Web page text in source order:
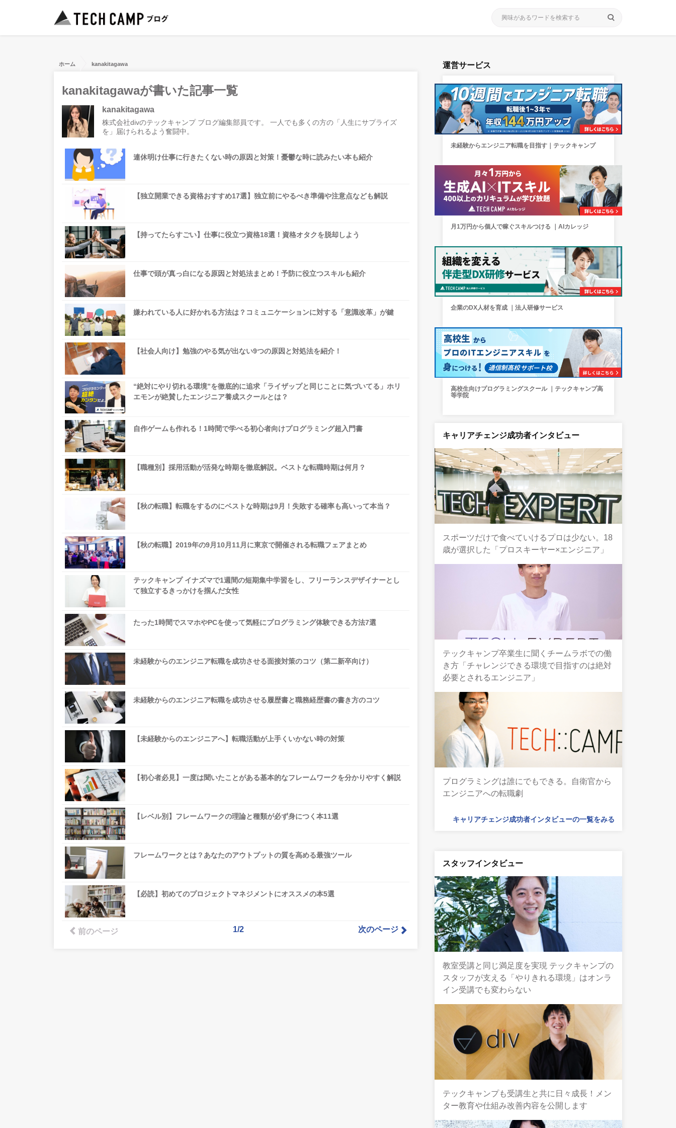
search
ホーム kanakitagawa
kanakitagawaが書いた記事一覧
kanakitagawa
株式会社divのテックキャンプ ブログ編集部員です。 一人でも多くの方の「人生にサプライズ
を」届けられるよう奮闘中。
連休明け仕事に行きたくない時の原因と対策！憂鬱な時に読みたい本も紹介
【独立開業できる資格おすすめ17選】独立前にやるべき準備や注意点なども解説
【持ってたらすごい】仕事に役立つ資格18選！資格オタクを脱却しよう
仕事で頭が真っ白になる原因と対処法まとめ！予防に役立つスキルも紹介
嫌われている人に好かれる方法は？コミュニケーションに対する「意識改革」が鍵
【社会人向け】勉強のやる気が出ない9つの原因と対処法を紹介！
“絶対にやり切れる環境”を徹底的に追求「ライザップと同じことに気づいてる」ホリ
エモンが絶賛したエンジニア養成スクールとは？
自作ゲームも作れる！1時間で学べる初心者向けプログラミング超入門書
【職種別】採用活動が活発な時期を徹底解説。ベストな転職時期は何月？
【秋の転職】転職をするのにベストな時期は9月！失敗する確率も高いって本当？
【秋の転職】2019年の9月10月11月に東京で開催される転職フェアまとめ
テックキャンプ イナズマで1週間の短期集中学習をし、フリーランスデザイナーとし
て独立するきっかけを掴んだ女性
たった1時間でスマホやPCを使って気軽にプログラミング体験できる方法7選
未経験からのエンジニア転職を成功させる面接対策のコツ（第二新卒向け）
未経験からのエンジニア転職を成功させる履歴書と職務経歴書の書き方のコツ
【未経験からのエンジニアへ】転職活動が上手くいかない時の対策
【初心者必見】一度は聞いたことがある基本的なフレームワークを分かりやすく解説
【レベル別】フレームワークの理論と種類が必ず身につく本11選
フレームワークとは？あなたのアウトプットの質を高める最強ツール
【必読】初めてのプロジェクトマネジメントにオススメの本5選
前のページ 1/2 次のページ
運営サービス
未経験からエンジニア転職を目指す｜テックキャンプ
月1万円から個人で稼ぐスキルつける ｜AIカレッジ
企業のDX人材を育成 ｜法人研修サービス
高校生向けプログラミングスクール ｜テックキャンプ高
等学院
キャリアチェンジ成功者インタビュー
スポーツだけで食べていけるプロは少ない。18
歳が選択した「プロスキーヤー×エンジニア」
テックキャンプ卒業生に聞くチームラボでの働
き方「チャレンジできる環境で目指すのは絶対
必要とされるエンジニア」
プログラミングは誰にでもできる。自衛官から
エンジニアへの転職劇
キャリアチェンジ成功者インタビューの一覧をみる
スタッフインタビュー
教室受講と同じ満足度を実現 テックキャンプの
スタッフが支える「やりきれる環境」はオンラ
イン受講でも変わらない
テックキャンプも受講生と共に日々成長！メン
ター教育や仕組み改善内容を公開します